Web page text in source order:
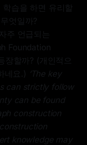
습을 하면 유리할
엇일까?
주 언급되는
Foundation
장할까? (개인적으
네요.) ‘The key
can strictly follow
can be found
construction
knowledge may